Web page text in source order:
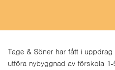
Tage & Söner har fått i
utföra nybyggnad av förskola